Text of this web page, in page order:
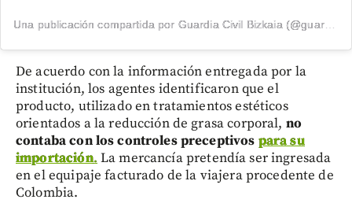
Una publicación compartida por Guardia Civil Bizkaia (@guardiacivilbizkaia)
De acuerdo con la información entregada por la
institución, los agentes identificaron que el
producto, utilizado en tratamientos estéticos
orientados a la reducción de grasa corporal, no
contaba con los controles preceptivos para su
importación. La mercancía pretendía ser ingresada
en el equipaje facturado de la viajera procedente de
Colombia.